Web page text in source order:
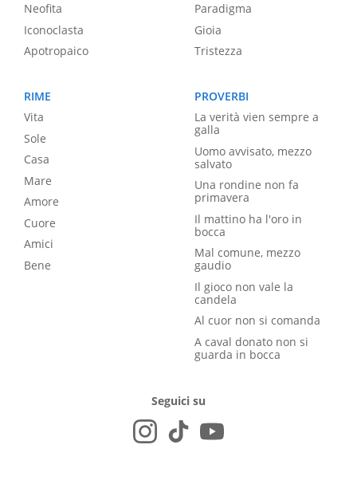
Neofita
Iconoclasta
Apotropaico
Paradigma
Gioia
Tristezza
RIME
Vita
Sole
Casa
Mare
Amore
Cuore
Amici
Bene
PROVERBI
La verità vien sempre a
galla
Uomo avvisato, mezzo
salvato
Una rondine non fa
primavera
Il mattino ha l'oro in
bocca
Mal comune, mezzo
gaudio
Il gioco non vale la
candela
Al cuor non si comanda
A caval donato non si
guarda in bocca
Seguici su